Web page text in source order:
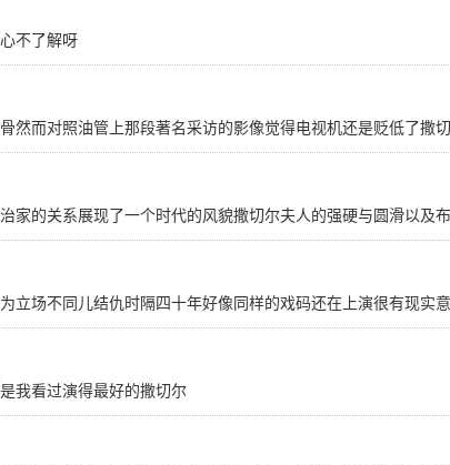
不了解呀
然而对照油管上那段著名采访的影像觉得电视机还是贬低了撒
家的关系展现了一个时代的风貌撒切尔夫人的强硬与圆滑以及
立场不同儿结仇时隔四十年好像同样的戏码还在上演很有现实
我看过演得最好的撒切尔